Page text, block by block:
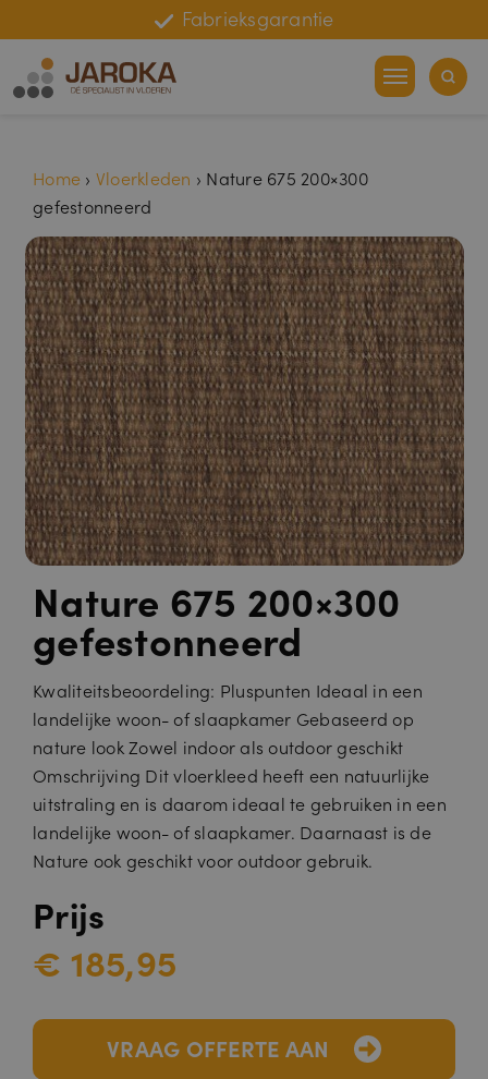
Fabrieksgarantie
Leggarantie
Home › Vloerkleden › Nature 675 200×300
gefestonneerd
Nature 675 200×300
gefestonneerd
Kwaliteitsbeoordeling: Pluspunten Ideaal in een
landelijke woon- of slaapkamer Gebaseerd op
nature look Zowel indoor als outdoor geschikt
Omschrijving Dit vloerkleed heeft een natuurlijke
uitstraling en is daarom ideaal te gebruiken in een
landelijke woon- of slaapkamer. Daarnaast is de
Nature ook geschikt voor outdoor gebruik.
Prijs
€ 185,95
VRAAG OFFERTE AAN